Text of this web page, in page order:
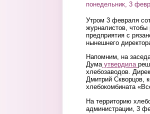
понедельник, 3
Утром 3 февраля
журналистов, чтобы
предприятия с
нынешнего
Напомним, на
Думаутвердила
хлебозаводов.
Дмитрий Скворцов,
хлебокомбината
На территорию
администрации, 3